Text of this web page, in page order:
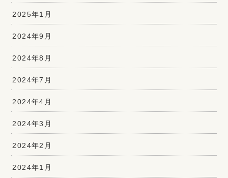
2025年1月
2024年9月
2024年8月
2024年7月
2024年4月
2024年3月
2024年2月
2024年1月